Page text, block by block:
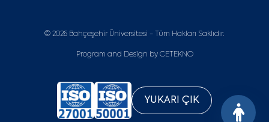
© 2026 Bahçeşehir Üniversitesi - Tüm Hakları Saklıdır.
Program and Design by CETEKNO
YUKARI ÇIK